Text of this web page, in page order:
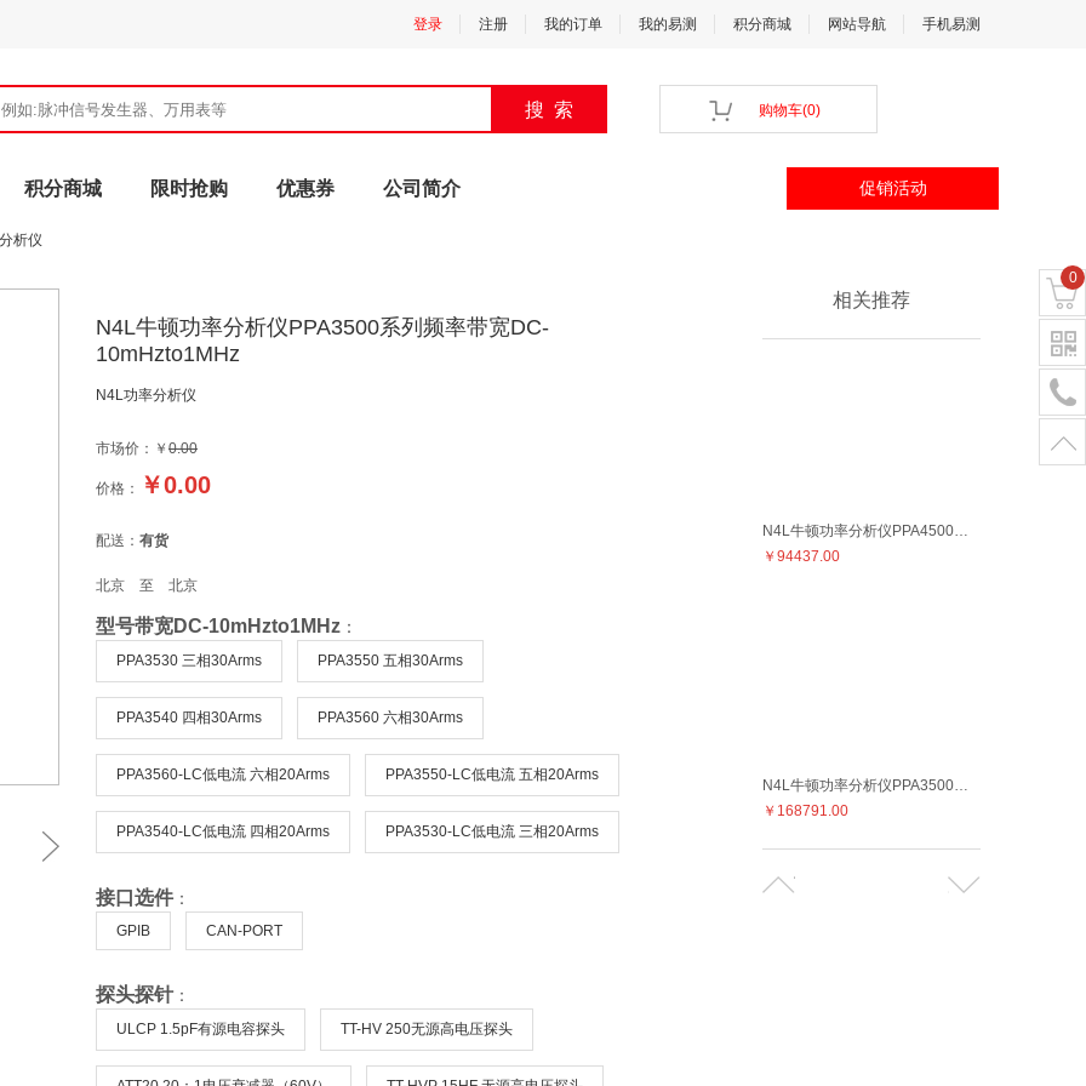
登录 注册 我的订单 我的易测 积分商城 网站导航 手机易测
购物车(0)
积分商城 限时抢购 优惠券 公司简介 促销活动
析仪
N4L牛顿功率分析仪PPA3500系列频率带宽DC-
10mHzto1MHz
N4L功率分析仪
市场价：￥ 0.00
价格： ￥0.00
配送： 有货
北京 至 北京
型号带宽DC-10mHzto1MHz ：
PPA3530 三相30Arms PPA3550 五相30Arms
PPA3540 四相30Arms PPA3560 六相30Arms
PPA3560-LC低电流 六相20Arms PPA3550-LC低电流 五相20Arms
PPA3540-LC低电流 四相20Arms PPA3530-LC低电流 三相20Arms
接口选件 ：
GPIB CAN-PORT
探头探针：
ULCP 1.5pF有源电容探头 TT-HV 250无源高电压探头
相关推荐
N4L牛顿功率分析仪PPA4500系列频率带宽DC-10mHzto2MHz
￥94437.00
N4L牛顿功率分析仪PPA3500系列频率带宽DC-10mHzto1MHz
￥168791.00
0